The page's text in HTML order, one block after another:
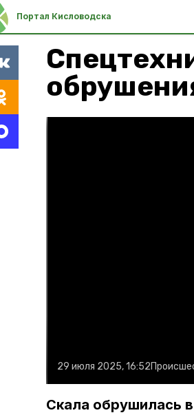
Портал Кисловодска
29 июля 2025, 16:52
Скала обрушилась